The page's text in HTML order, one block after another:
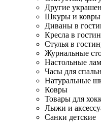
Другие
Шкуры и ковры
Диваны в
Кресла в
Стулья в
Журнальные
Настольные
Часы для
Натуральные
Ковры
Товары для
Лыжи и
Санки детские